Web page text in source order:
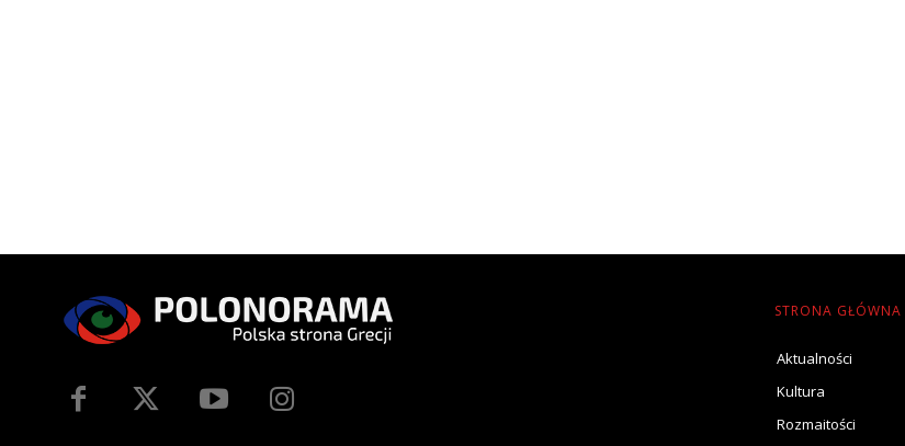
STRONA GŁÓWNA
Aktualności
Kultura
Rozmaitości